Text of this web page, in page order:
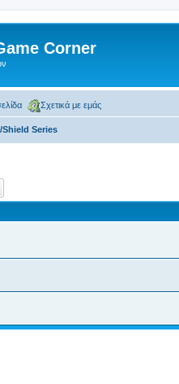
Corner
Σχετικά με εμάς
Series